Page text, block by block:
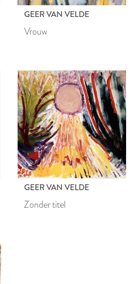
GEER VAN VELDE
Vrouw
GEER VAN VELDE
Zonder titel